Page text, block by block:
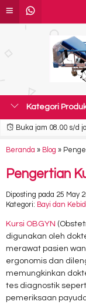
Kategori
Buka jam 08.00 s/d
Beranda » Blog »
Pengertian
Diposting pada 25 May
Kategori: Bayi dan
Kursi OBGYN
digunakan oleh
merawat pasien
ergonomis dan
memungkinkan
tes diagnostik
pemeriksaan